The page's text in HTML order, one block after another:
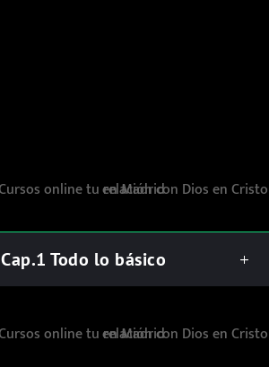
Cap.1 Todo lo básico